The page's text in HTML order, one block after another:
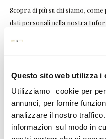
Questo sito web utilizza i
Utilizziamo i cookie per
annunci, per fornire
analizzare il nostro
informazioni sul modo in
Scopra di più su chi siamo,
dati personali nella nostra
Il tuo consenso si applica ai
www.farmaciaaiduemori.it
Il tuo stato attuale: Rifiuta.
Modifica consenso
Dichiarazione Cookie
Cookiebot: